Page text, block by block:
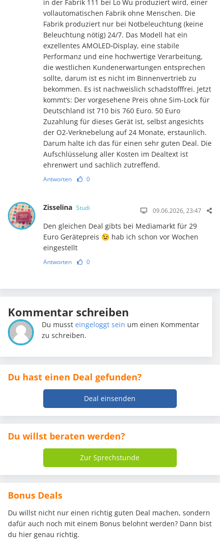
in der Fabrik 111 bei Lo Wu produziert wird, einer
vollautomatischen Fabrik ohne Menschen. Die
Fabrik produziert nur bei Notbeleuchtung (keine
Beleuchtung nötig) 24/7. Das Modell hat ein
exzellentes AMOLED‑Display, eine stabile
Performanz und eine hochwertige Verarbeitung,
die westlichen Kundenerwartungen entsprechen
sollte, darum ist es nicht im Binnenvertrieb zu
bekommen. Es ist nachweislich schadstofffrei. Jetzt
kommt’s: Der vorgesehene Preis ohne Sim-Lock für
Deutschland ist 710 bis 760 Euro. 50 Euro
Zuzahlung für dieses Gerät ist, selbst angesichts
der O2-Verknebelung auf 24 Monate, erstaunlich.
Darum halte ich das für einen sehr guten Deal. Die
Aufschlüsselung aller Kosten im Dealtext ist
ehrenwert und sachlich zutreffend.
Antworten 0
Zisselina Studi 09.06.2026, 23:47
Den gleichen Deal gibts bei Mediamarkt für 29
Euro Gerätepreis 😉 hab ich schon vor Wochen
eingestellt
Antworten 0
Kommentar schreiben
Du mussteingeloggt sein um einen Kommentar
zu schreiben.
Du hast einen Deal gefunden?
Deal einsenden
Du willst beraten werden?
Zur Sprechstunde
Bonus Deals
Du willst nicht nur einen richtig guten Deal machen, sondern
dafür auch noch mit einem Bonus belohnt werden? Dann bist
du hier genau richtig.